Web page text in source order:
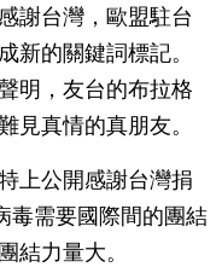
謝台灣，歐盟駐台
新的關鍵詞標記。
明，友台的布拉格
見真情的真朋友。
上公開感謝台灣捐
毒需要國際間的團結
結力量大。